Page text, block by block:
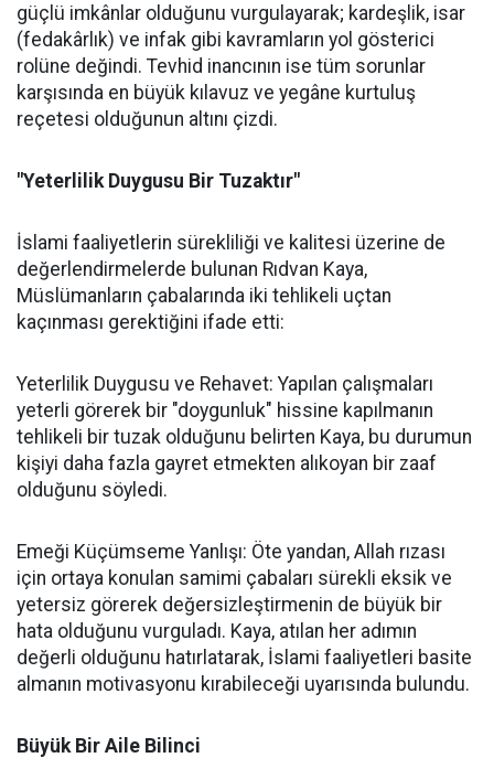
güçlü imkânlar olduğunu vurgulayarak; kardeşlik, isar
(fedakârlık) ve infak gibi kavramların yol gösterici
rolüne değindi. Tevhid inancının ise tüm sorunlar
karşısında en büyük kılavuz ve yegâne kurtuluş
reçetesi olduğunun altını çizdi.
"Yeterlilik Duygusu Bir Tuzaktır"
İslami faaliyetlerin sürekliliği ve kalitesi üzerine de
değerlendirmelerde bulunan Rıdvan Kaya,
Müslümanların çabalarında iki tehlikeli uçtan
kaçınması gerektiğini ifade etti:
Yeterlilik Duygusu ve Rehavet: Yapılan çalışmaları
yeterli görerek bir "doygunluk" hissine kapılmanın
tehlikeli bir tuzak olduğunu belirten Kaya, bu durumun
kişiyi daha fazla gayret etmekten alıkoyan bir zaaf
olduğunu söyledi.
Emeği Küçümseme Yanlışı: Öte yandan, Allah rızası
için ortaya konulan samimi çabaları sürekli eksik ve
yetersiz görerek değersizleştirmenin de büyük bir
hata olduğunu vurguladı. Kaya, atılan her adımın
değerli olduğunu hatırlatarak, İslami faaliyetleri basite
almanın motivasyonu kırabileceği uyarısında bulundu.
Büyük Bir Aile Bilinci